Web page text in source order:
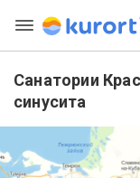
Санатории
синусита